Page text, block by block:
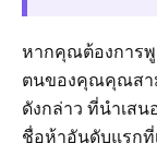
หากคุณต้องการพู
ตนของคุณคุณสา
ดังกล่าว ที่นำเส
ชื่อห้าอันดับแรกที่